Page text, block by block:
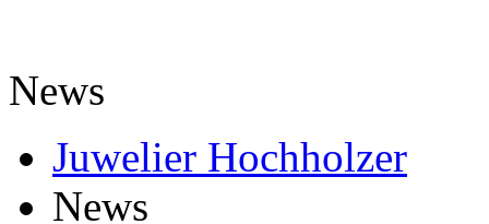
News
Juwelier Hochholzer
News